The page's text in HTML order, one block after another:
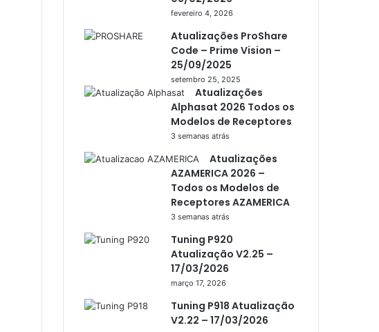
AttoSat
Audisat A1
Audisat A1 Plus
Audisat A2 Plus
Audisat A3 Plus
Audisat A5
fevereiro 4, 2026
Atualizações ProShare
Code – Prime Vision –
25/09/2025
setembro 25, 2025
Atualizações
Alphasat 2026 Todos os
Modelos de Receptores
3 semanas atrás
Atualizações
AZAMERICA 2026 –
Todos os Modelos de
Receptores AZAMERICA
3 semanas atrás
Tuning P920
Atualização V2.25 –
17/03/2026
março 17, 2026
Tuning P918 Atualização
V2.22 – 17/03/2026